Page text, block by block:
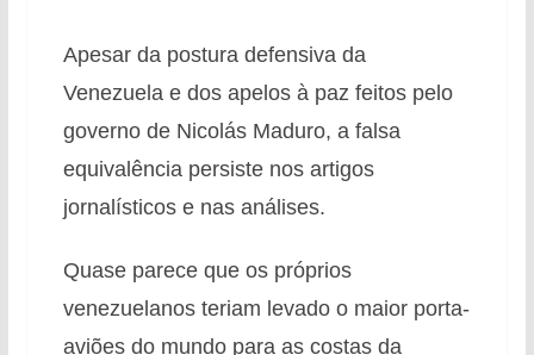
Apesar da postura defensiva da
Venezuela e dos apelos à paz feitos pelo
governo de Nicolás Maduro, a falsa
equivalência persiste nos artigos
jornalísticos e nas análises.
Quase parece que os próprios
venezuelanos teriam levado o maior porta-
aviões do mundo para as costas da